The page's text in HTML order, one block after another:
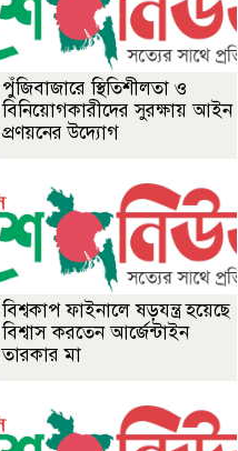
পুঁজিবাজারে স্থিতিশীলতা ও
বিনিয়োগকারীদের সুরক্ষায় আইন
প্রণয়নের উদ্যোগ
বিশ্বকাপ ফাইনালে ষড়যন্ত্র হয়েছে
বিশ্বাস করতেন আর্জেন্টাইন
তারকার মা